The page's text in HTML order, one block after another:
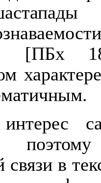
[ПБх
связи в